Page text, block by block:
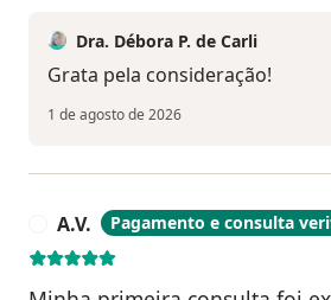
Dra. Débora P. de Carli
Grata pela consideração!
1 de agosto de 2026
A.V. Pagamento e consulta